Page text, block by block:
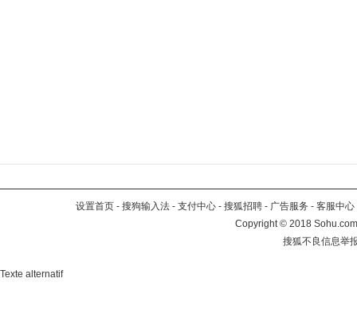
设置首页 - 搜狗输入法 - 支付中心 - 搜狐招聘 - 广告服务 - 客服中心
Copyright©2018
搜狐不良信息举
Texte alternatif